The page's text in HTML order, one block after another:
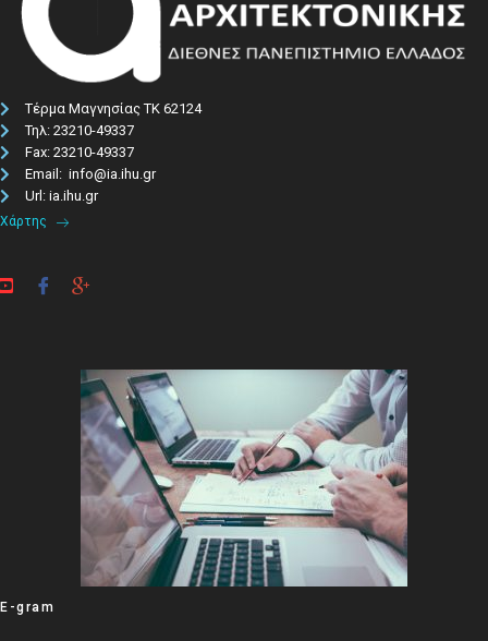
Τέρμα Μαγνησίας ΤΚ 62124
Τηλ: 23210-49337​
Fax: 23210-49337
Email: info@ia.ihu.gr
Url: ia.ihu.gr
Χάρτης
E-gram